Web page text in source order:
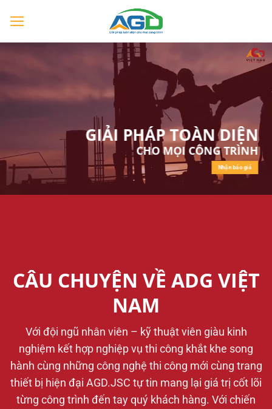
đến
nội
GIẢI PHÁP TOÀN DIỆN
CHO MỌI CÔNG TRÌNH
Nhận báo giá
CÂU CHUYỆN VỀ ADG VIỆT
NAM
Với đội ngũ nhân viên – kỹ thuật viên giàu kinh
nghiệm kết hợp nghiệp vụ thi công khắt khe song
hành cùng những công nghệ thi công mới cùng trang
thiết bị hiện đại AGD.JSC tự tin mang lại giá trị cốt lõi
từng công trình đến tay quý khách hàng. Với chiến